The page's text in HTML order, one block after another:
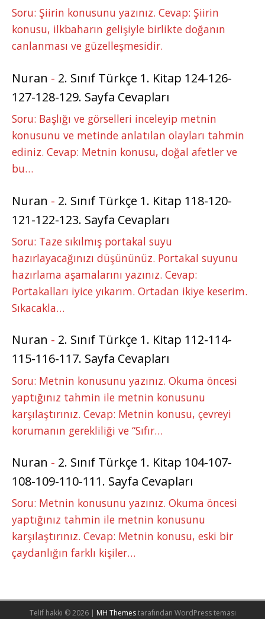
Soru: Şiirin konusunu yazınız. Cevap: Şiirin
konusu, ilkbaharın gelişiyle birlikte doğanın
canlanması ve güzelleşmesidir.
Nuran - 2. Sınıf Türkçe 1. Kitap 124-126-
127-128-129. Sayfa Cevapları
Soru: Başlığı ve görselleri inceleyip metnin
konusunu ve metinde anlatılan olayları tahmin
ediniz. Cevap: Metnin konusu, doğal afetler ve
bu…
Nuran - 2. Sınıf Türkçe 1. Kitap 118-120-
121-122-123. Sayfa Cevapları
Soru: Taze sıkılmış portakal suyu
hazırlayacağınızı düşününüz. Portakal suyunu
hazırlama aşamalarını yazınız. Cevap:
Portakalları iyice yıkarım. Ortadan ikiye keserim.
Sıkacakla…
Nuran - 2. Sınıf Türkçe 1. Kitap 112-114-
115-116-117. Sayfa Cevapları
Soru: Metnin konusunu yazınız. Okuma öncesi
yaptığınız tahmin ile metnin konusunu
karşılaştırınız. Cevap: Metnin konusu, çevreyi
korumanın gerekliliği ve “Sıfır…
Nuran - 2. Sınıf Türkçe 1. Kitap 104-107-
108-109-110-111. Sayfa Cevapları
Soru: Metnin konusunu yazınız. Okuma öncesi
yaptığınız tahmin ile metnin konusunu
karşılaştırınız. Cevap: Metnin konusu, eski bir
çaydanlığın farklı kişiler…
Telif hakkı © 2026 | MH Themestarafından WordPress teması